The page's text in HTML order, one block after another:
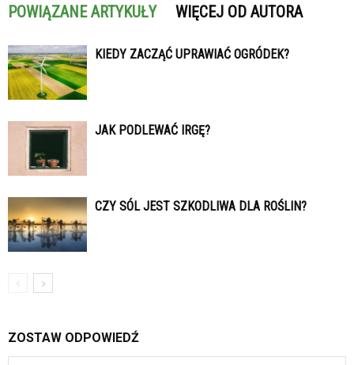
POWIĄZANE ARTYKUŁY WIĘCEJ OD AUTORA
KIEDY ZACZĄĆ UPRAWIAĆ OGRÓDEK?
JAK PODLEWAĆ IRGĘ?
CZY SÓL JEST SZKODLIWA DLA ROŚLIN?
ZOSTAW ODPOWIEDŹ